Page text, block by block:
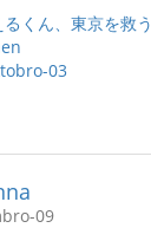
くん、東京を救う
03
09